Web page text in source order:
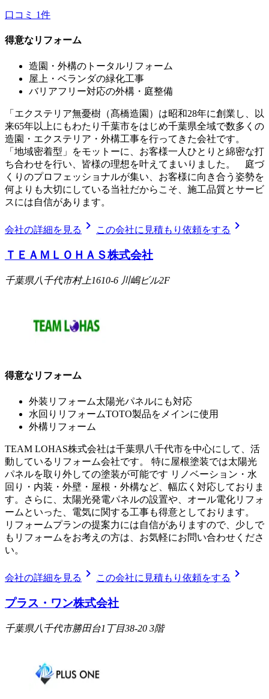
口コミ 1件
得意なリフォーム
造園・外構のトータルリフォーム
屋上・ベランダの緑化工事
バリアフリー対応の外構・庭整備
「エクステリア無憂樹（髙橋造園）は昭和28年に創業し、以
来65年以上にもわたり千葉市をはじめ千葉県全域で数多くの
造園・エクステリア・外構工事を行ってきた会社です。
「地域密着型」をモットーに、お客様一人ひとりと綿密な打
ち合わせを行い、皆様の理想を叶えてまいりました。 庭づ
くりのプロフェッショナルが集い、お客様に向き合う姿勢を
何よりも大切にしている当社だからこそ、施工品質とサービ
スには自信があります。
会社の詳細を見る chevron_right この会社に見積もり依頼をする chevron_right
ＴＥＡＭＬＯＨＡＳ株式会社
千葉県八千代市村上1610-6 川嶋ビル2F
得意なリフォーム
外装リフォーム太陽光パネルにも対応
水回りリフォームTOTO製品をメインに使用
外構リフォーム
TEAM LOHAS株式会社は千葉県八千代市を中心にして、活
動しているリフォーム会社です。 特に屋根塗装では太陽光
パネルを取り外しての塗装が可能です リノベーション・水
回り・内装・外壁・屋根・外構など、幅広く対応しておりま
す。さらに、太陽光発電パネルの設置や、オール電化リフォ
ームといった、電気に関する工事も得意としております。
リフォームプランの提案力には自信がありますので、少しで
もリフォームをお考えの方は、お気軽にお問い合わせくださ
い。
会社の詳細を見る chevron_right この会社に見積もり依頼をする chevron_right
プラス・ワン株式会社
千葉県八千代市勝田台1丁目38-20 3階